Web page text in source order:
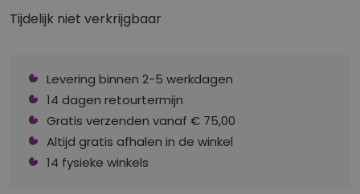
Tijdelijk niet verkrijgbaar
Levering binnen 2-5 werkdagen
14 dagen retourtermijn
Gratis verzenden vanaf € 75,00
Altijd gratis afhalen in de winkel
14 fysieke winkels